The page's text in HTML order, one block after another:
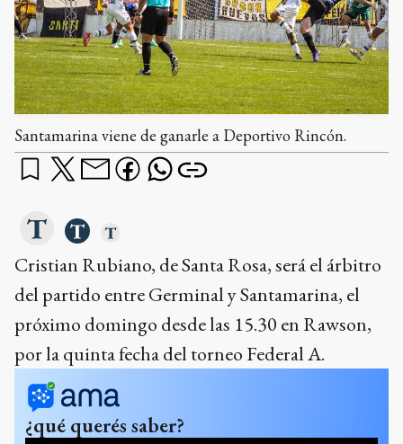
Santamarina viene de ganarle a Deportivo Rincón.
Cristian Rubiano, de Santa Rosa, será el árbitro
del partido entre Germinal y Santamarina, el
próximo domingo desde las 15.30 en Rawson,
por la quinta fecha del torneo Federal A.
¿qué querés saber?